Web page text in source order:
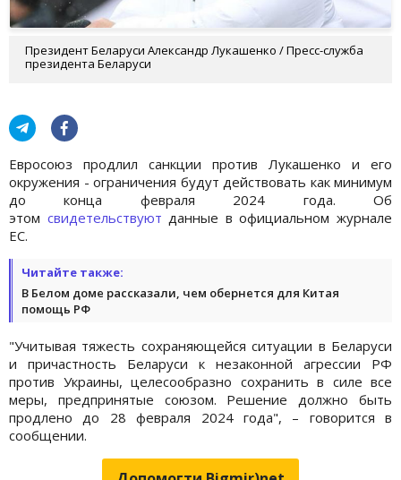
Президент Беларуси Александр Лукашенко / Пресс-служба
президента Беларуси
Евросоюз продлил санкции против Лукашенко и его
окружения - ограничения будут действовать как минимум
до конца февраля 2024 года. Об
этом свидетельствуют данные в официальном журнале
ЕС.
Читайте также:
В Белом доме рассказали, чем обернется для Китая
помощь РФ
"Учитывая тяжесть сохраняющейся ситуации в Беларуси
и причастность Беларуси к незаконной агрессии РФ
против Украины, целесообразно сохранить в силе все
меры, предпринятые союзом. Решение должно быть
продлено до 28 февраля 2024 года", – говорится в
сообщении.